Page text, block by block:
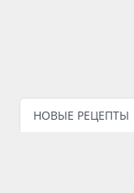
НОВЫЕ РЕЦЕПТЫ